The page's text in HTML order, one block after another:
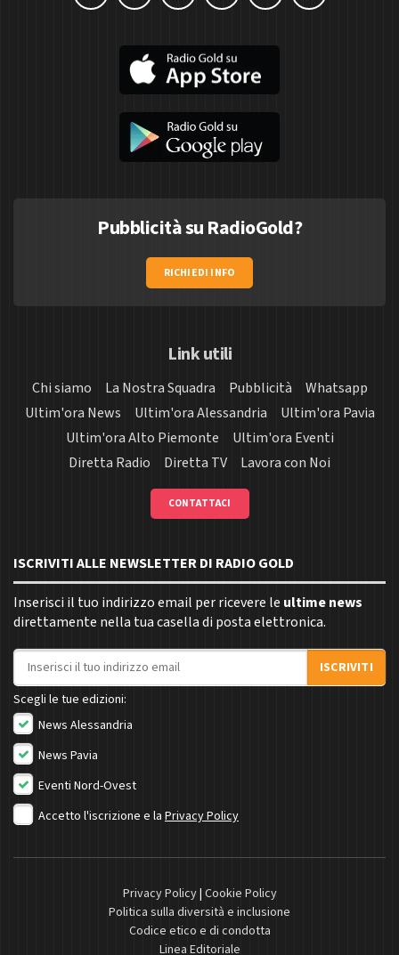
Pubblicità su RadioGold?
RICHIEDI INFO
Link utili
Chi siamo La Nostra Squadra Pubblicità
Whatsapp
Ultim'ora News
Ultim'ora Alessandria
Ultim'ora Pavia
Ultim'ora Alto Piemonte
Ultim'ora Eventi
Diretta Radio
Diretta TV Lavora con Noi
CONTATTACI
ISCRIVITI ALLE NEWSLETTER DI RADIO GOLD
Inserisci il tuo indirizzo email per ricevere le ultime news
direttamente nella tua casella di posta elettronica.
Indirizzo email
ISCRIVITI
Scegli le tue edizioni:
News Alessandria
News Pavia
Eventi Nord-Ovest
Accetto l'iscrizione e la Privacy Policy
Privacy Policy| Cookie Policy
Politica sulla diversità e inclusione
Codice etico e di condotta
Linea Editoriale